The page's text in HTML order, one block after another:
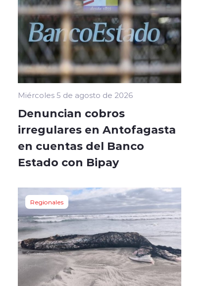
Miércoles 5 de agosto de 2026
Denuncian cobros
irregulares en Antofagasta
en cuentas del Banco
Estado con Bipay
Regionales